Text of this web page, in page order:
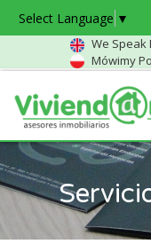
Select Language ▼
We Speak
Mówimy